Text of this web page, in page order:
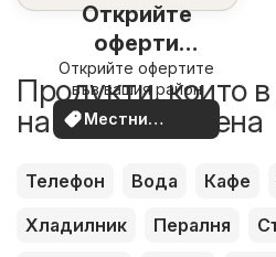
Открийте
оферти
наблизо
Открийте офертите
във вашия район
Местни
оферти
Продукти, които
на по-добра цена
Телефон Вода Кафе
Хладилник
Пералня